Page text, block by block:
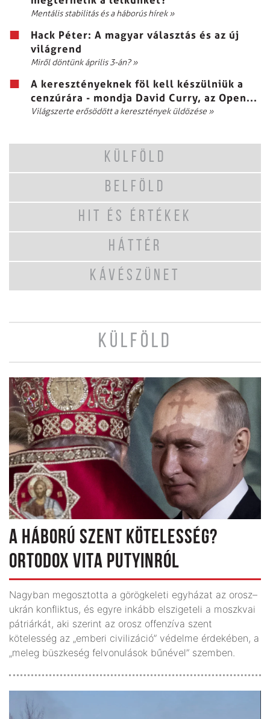
Mentális stabilitás és a háborús hírek»
Hack Péter: A magyar választás és az új
világrend
Miről döntünk április 3-án?»
A keresztényeknek föl kell készülniük a
cenzúrára - mondja David Curry, az Open...
Világszerte erősödött a keresztények üldözése »
KÜLFÖLD
BELFÖLD
HIT ÉS ÉRTÉKEK
HÁTTÉR
KÁVÉSZÜNET
KÜLFÖLD
A HÁBORÚ SZENT KÖTELESSÉG?
ORTODOX VITA PUTYINRÓL
Nagyban megosztotta a görögkeleti egyházat az orosz–
ukrán konfliktus, és egyre inkább elszigeteli a moszkvai
pátriárkát, aki szerint az orosz offenzíva szent
kötelesség az „emberi civilizáció” védelme érdekében, a
„meleg büszkeség felvonulások bűnével” szemben.